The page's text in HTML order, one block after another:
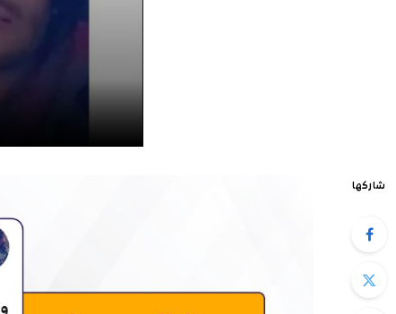
شاركها